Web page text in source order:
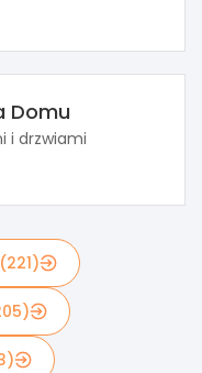
Domu
i drzwiami